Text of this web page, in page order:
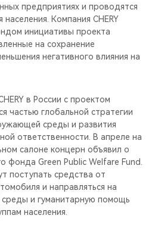
предприятиях и проводятся
населения. Компания CHERY
инициативы проекта
на сохранение
негативного влияния на
в России с проектом
частью глобальной стратегии
среды и развития
ответственности. В апреле на
салоне концерн объявил о
фонда Green Public Welfare Fund.
поступать средства от
и направляться на
и гуманитарную помощь
населения.